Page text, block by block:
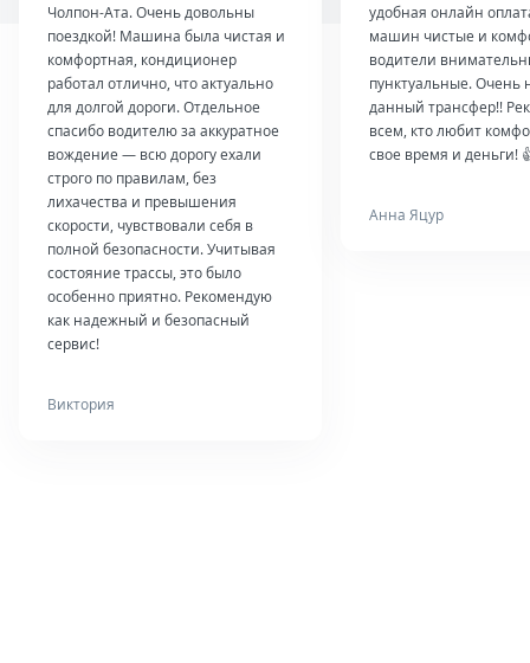
Чолпон-Ата. Очень довольны
поездкой! Машина была чистая и
комфортная, кондиционер
работал отлично, что актуально
для долгой дороги. Отдельное
спасибо водителю за аккуратное
вождение — всю дорогу ехали
строго по правилам, без
лихачества и превышения
скорости, чувствовали себя в
полной безопасности. Учитывая
состояние трассы, это было
особенно приятно. Рекомендую
как надежный и безопасный
сервис!
Виктория
удобная онлайн
машин чистые и
водители
пунктуальные. Очень
данный трансфер!!
всем, кто любит
свое время и деньги!
Анна Яцур